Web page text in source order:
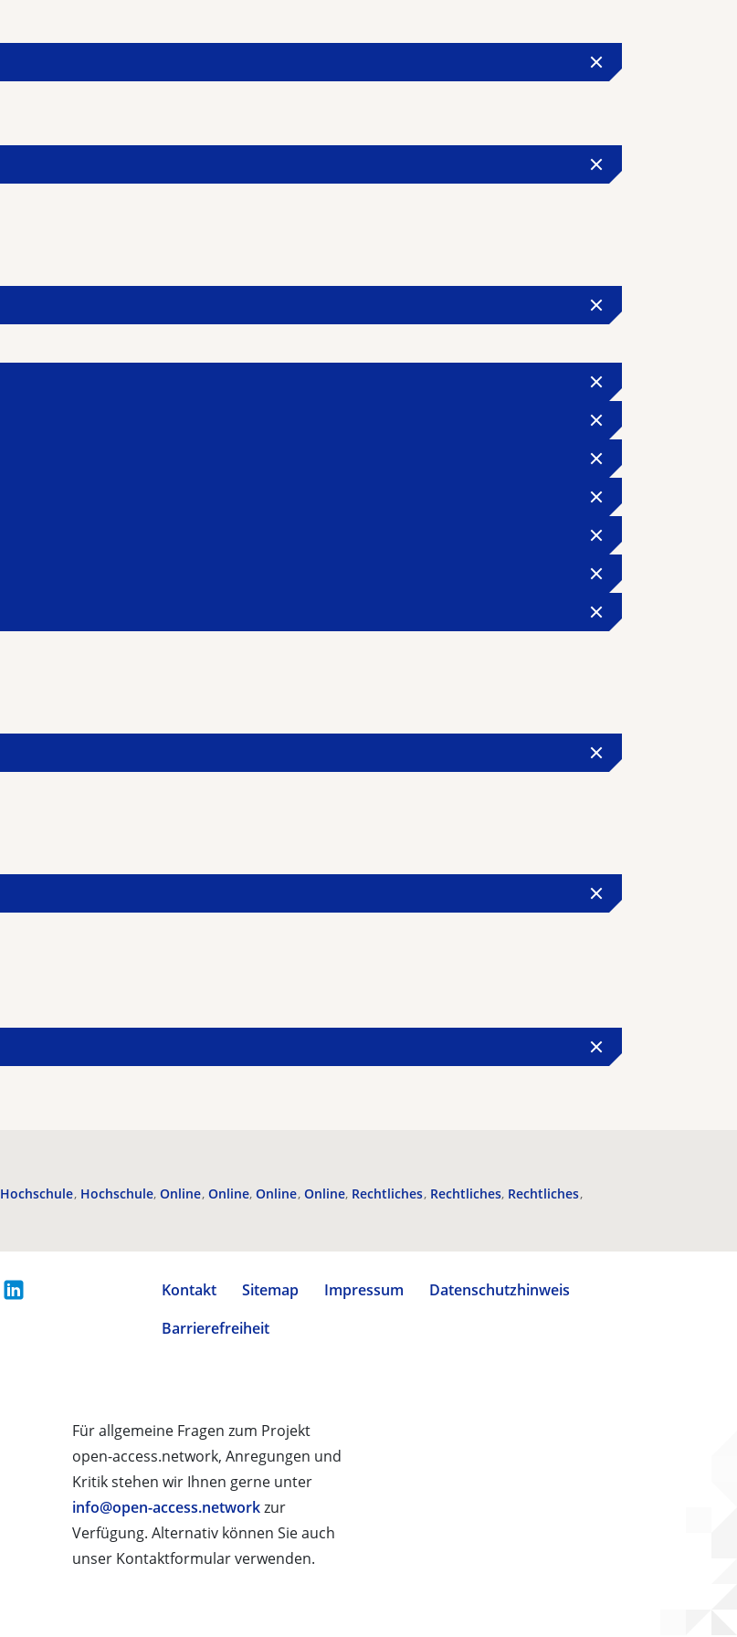
Hochschule Hochschule Online Online Online Online Rechtliches Rechtliches Rechtliches
Kontakt Sitemap Impressum
Datenschutzhinweis
Barrierefreiheit
Für allgemeine Fragen zum Projekt
open-access.network, Anregungen und
Kritik stehen wir Ihnen gerne unter
info@open-access.networkzur
Verfügung. Alternativ können Sie auch
unser Kontaktformular verwenden.